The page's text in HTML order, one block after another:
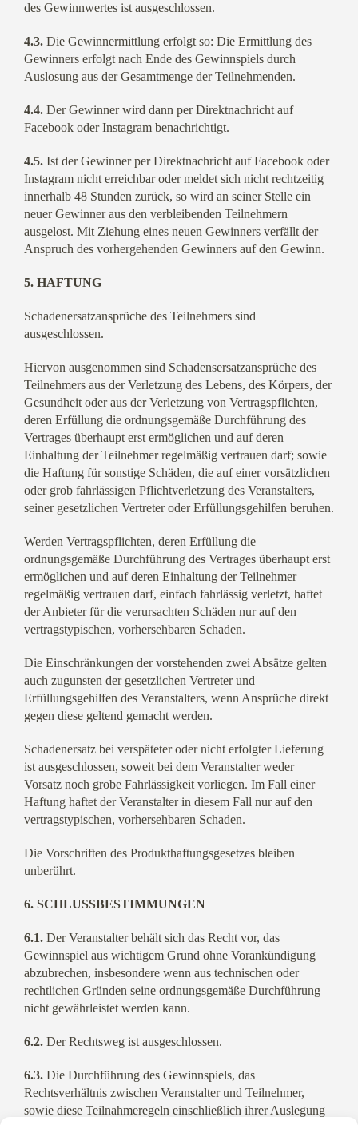
des Gewinnwertes ist ausgeschlossen.
4.3. Die Gewinnermittlung erfolgt so: Die Ermittlung des
Gewinners erfolgt nach Ende des Gewinnspiels durch
Auslosung aus der Gesamtmenge der Teilnehmenden.
4.4. Der Gewinner wird dann per Direktnachricht auf
Facebook oder Instagram benachrichtigt.
4.5. Ist der Gewinner per Direktnachricht auf Facebook oder
Instagram nicht erreichbar oder meldet sich nicht rechtzeitig
innerhalb 48 Stunden zurück, so wird an seiner Stelle ein
neuer Gewinner aus den verbleibenden Teilnehmern
ausgelost. Mit Ziehung eines neuen Gewinners verfällt der
Anspruch des vorhergehenden Gewinners auf den Gewinn.
5. HAFTUNG
Schadenersatzansprüche des Teilnehmers sind
ausgeschlossen.
Hiervon ausgenommen sind Schadensersatzansprüche des
Teilnehmers aus der Verletzung des Lebens, des Körpers, der
Gesundheit oder aus der Verletzung von Vertragspflichten,
deren Erfüllung die ordnungsgemäße Durchführung des
Vertrages überhaupt erst ermöglichen und auf deren
Einhaltung der Teilnehmer regelmäßig vertrauen darf; sowie
die Haftung für sonstige Schäden, die auf einer vorsätzlichen
oder grob fahrlässigen Pflichtverletzung des Veranstalters,
seiner gesetzlichen Vertreter oder Erfüllungsgehilfen beruhen.
Werden Vertragspflichten, deren Erfüllung die
ordnungsgemäße Durchführung des Vertrages überhaupt erst
ermöglichen und auf deren Einhaltung der Teilnehmer
regelmäßig vertrauen darf, einfach fahrlässig verletzt, haftet
der Anbieter für die verursachten Schäden nur auf den
vertragstypischen, vorhersehbaren Schaden.
Die Einschränkungen der vorstehenden zwei Absätze gelten
auch zugunsten der gesetzlichen Vertreter und
Erfüllungsgehilfen des Veranstalters, wenn Ansprüche direkt
gegen diese geltend gemacht werden.
Schadenersatz bei verspäteter oder nicht erfolgter Lieferung
ist ausgeschlossen, soweit bei dem Veranstalter weder
Vorsatz noch grobe Fahrlässigkeit vorliegen. Im Fall einer
Haftung haftet der Veranstalter in diesem Fall nur auf den
vertragstypischen, vorhersehbaren Schaden.
Die Vorschriften des Produkthaftungsgesetzes bleiben
unberührt.
6. SCHLUSSBESTIMMUNGEN
6.1. Der Veranstalter behält sich das Recht vor, das
Gewinnspiel aus wichtigem Grund ohne Vorankündigung
abzubrechen, insbesondere wenn aus technischen oder
rechtlichen Gründen seine ordnungsgemäße Durchführung
nicht gewährleistet werden kann.
6.2. Der Rechtsweg ist ausgeschlossen.
6.3. Die Durchführung des Gewinnspiels, das
Rechtsverhältnis zwischen Veranstalter und Teilnehmer,
sowie diese Teilnahmeregeln einschließlich ihrer Auslegung